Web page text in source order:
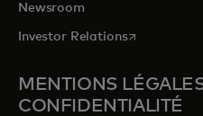
Newsroom
Investor Relationss’ouvre
MENTIONS
CONFIDENTIALITÉ